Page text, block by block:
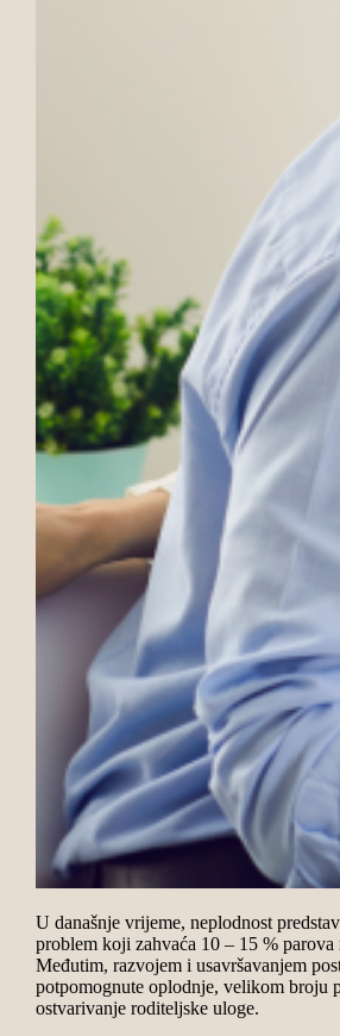
U današnje vrijeme, neplodnost
problem koji zahvaća 10 – 15 %
Međutim, razvojem i usavršavanjem
potpomognute oplodnje, velikom broju
ostvarivanje roditeljske uloge.